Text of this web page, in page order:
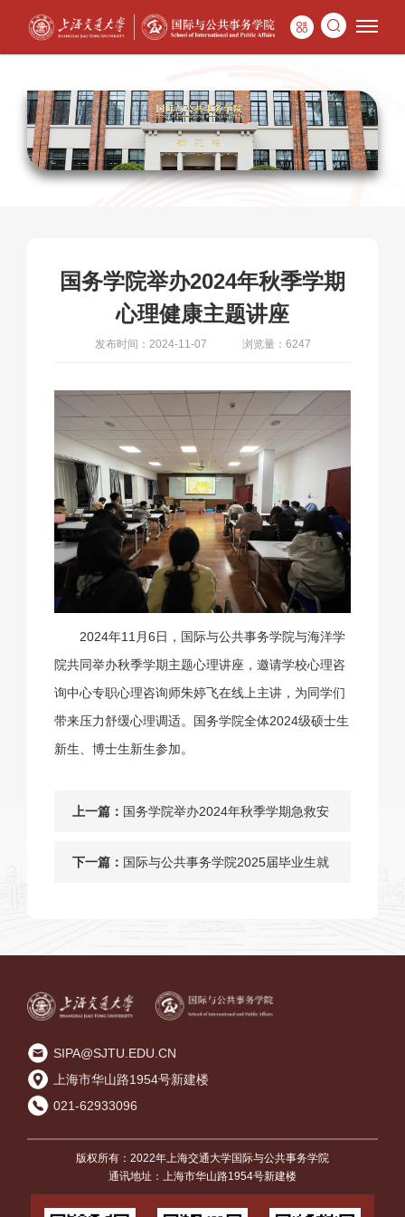
国务学院举办2024年秋季学期
心理健康主题讲座
发布时间：2024-11-07 浏览量：6247
2024年11月6日，国际与公共事务学院与海洋学
院共同举办秋季学期主题心理讲座，邀请学校心理咨
询中心专职心理咨询师朱婷飞在线上主讲，为同学们
带来压力舒缓心理调适。国务学院全体2024级硕士生
新生、博士生新生参加。
上一篇： 国务学院举办2024年秋季学期急救安
全素养培训活动
下一篇： 国际与公共事务学院2025届毕业生就
SIPA@SJTU.EDU.CN
上海市华山路1954号新建楼
021-62933096
版权所有：2022年上海交通大学国际与公共事务学院
通讯地址：上海市华山路1954号新建楼